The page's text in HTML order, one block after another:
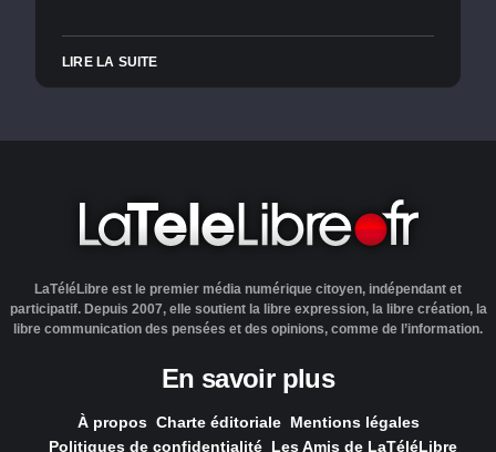
LIRE LA SUITE
LaTéléLibre est le premier média numérique citoyen, indépendant et
participatif. Depuis 2007, elle soutient la libre expression, la libre création, la
libre communication des pensées et des opinions, comme de l’information.
En savoir plus
À propos Charte éditoriale Mentions légales
Politiques de confidentialité Les Amis de LaTéléLibre